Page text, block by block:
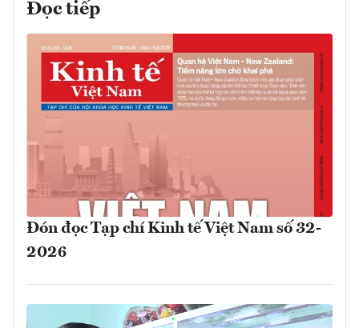
Đọc tiếp
Đón đọc Tạp chí Kinh tế Việt Nam số 32-
2026